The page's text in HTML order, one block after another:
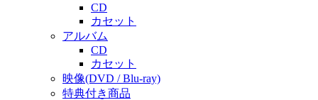
CD
カセット
アルバム
CD
カセット
映像(DVD / Blu-ray)
特典付き商品